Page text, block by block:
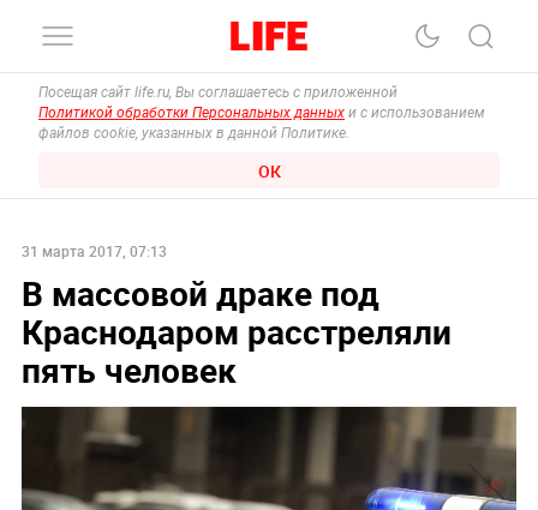
Посещая сайт life.ru, Вы соглашаетесь с приложенной
Политикой обработки Персональных данных и с использованием
файлов cookie, указанных в данной Политике.
ОК
31 марта 2017, 07:13
В массовой драке под
Краснодаром расстреляли
пять человек